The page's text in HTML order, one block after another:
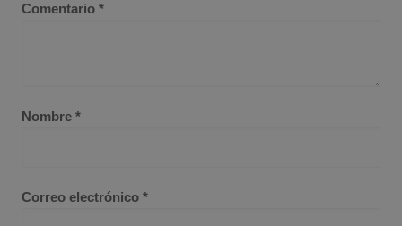
Comentario *
Nombre *
Correo electrónico *